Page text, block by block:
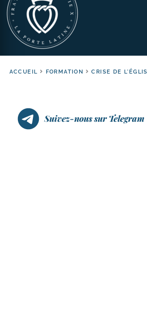
ACCUEIL FORMATION CRISE DE
Suivez-nous sur Telegram